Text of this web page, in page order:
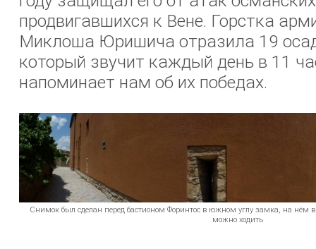
продвигавшихся к Вене. Горстка
Миклоша Юришича отразила 19
который звучит каждый день в 11
напоминает нам об их победах.
Снимок был сделан перед бастионом Форинтос в южном углу замка, на нём
можно ходить